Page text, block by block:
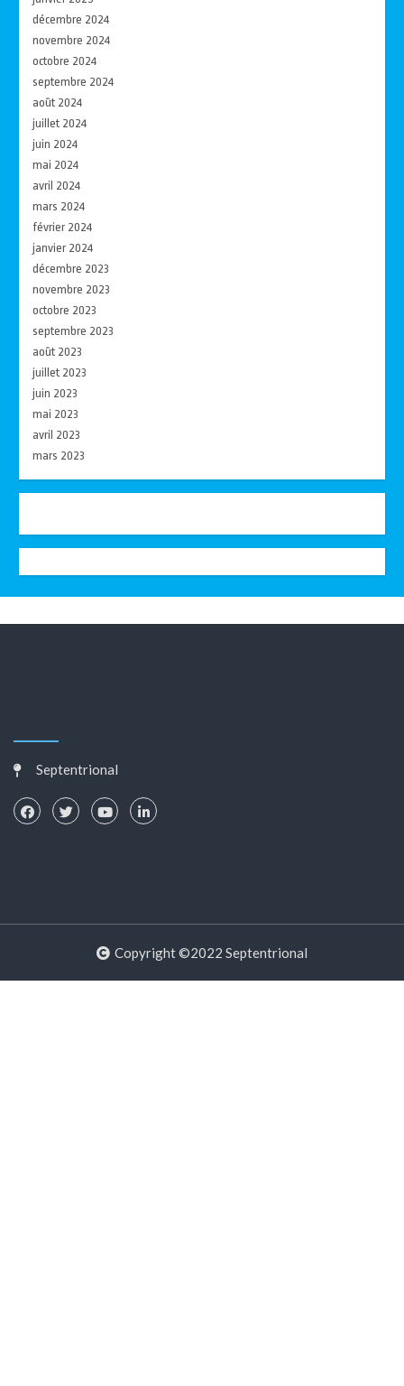
décembre 2024
novembre 2024
octobre 2024
septembre 2024
août 2024
juillet 2024
juin 2024
mai 2024
avril 2024
mars 2024
février 2024
janvier 2024
décembre 2023
novembre 2023
octobre 2023
septembre 2023
août 2023
juillet 2023
juin 2023
mai 2023
avril 2023
mars 2023
Septentrional
Copyright ©2022 Septentrional